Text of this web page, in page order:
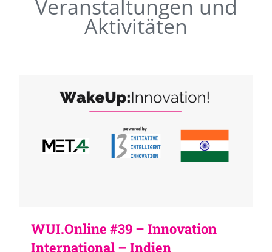
Veranstaltungen und
Aktivitäten
WUI.Online #39 – Innovation
International – Indien